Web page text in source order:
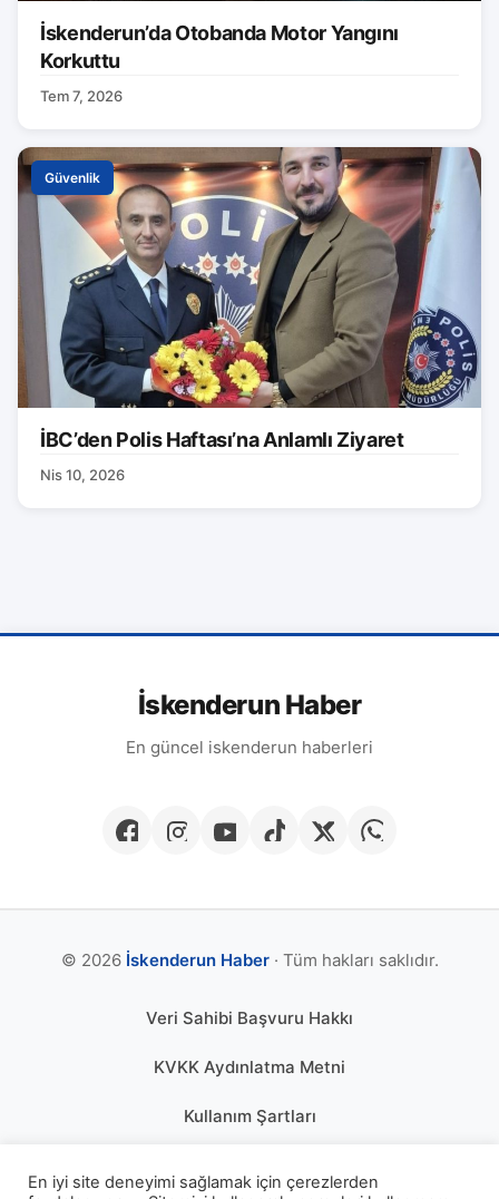
İskenderun’da Otobanda Motor Yangını
Korkuttu
Tem 7, 2026
Güvenlik
İBC’den Polis Haftası’na Anlamlı Ziyaret
Nis 10, 2026
İskenderun Haber
En güncel iskenderun haberleri
© 2026 İskenderun Haber· Tüm hakları saklıdır.
Veri Sahibi Başvuru Hakkı
KVKK Aydınlatma Metni
Kullanım Şartları
En iyi site deneyimi sağlamak için çerezlerden